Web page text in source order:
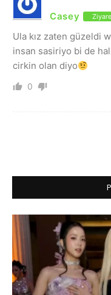
Casey
Ula kız zaten güzeldi
insan sasiriyo bi de
cirkin olan diyo
0